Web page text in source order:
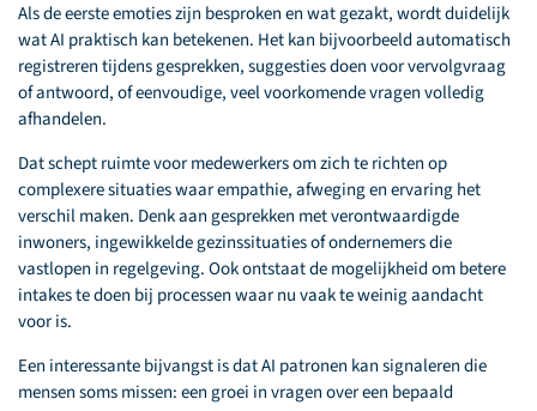
Als de eerste emoties zijn besproken en wat gezakt, wordt duidelijk
wat AI praktisch kan betekenen. Het kan bijvoorbeeld automatisch
registreren tijdens gesprekken, suggesties doen voor vervolgvraag
of antwoord, of eenvoudige, veel voorkomende vragen volledig
afhandelen.
Dat schept ruimte voor medewerkers om zich te richten op
complexere situaties waar empathie, afweging en ervaring het
verschil maken. Denk aan gesprekken met verontwaardigde
inwoners, ingewikkelde gezinssituaties of ondernemers die
vastlopen in regelgeving. Ook ontstaat de mogelijkheid om betere
intakes te doen bij processen waar nu vaak te weinig aandacht
voor is.
Een interessante bijvangst is dat AI patronen kan signaleren die
mensen soms missen: een groei in vragen over een bepaald